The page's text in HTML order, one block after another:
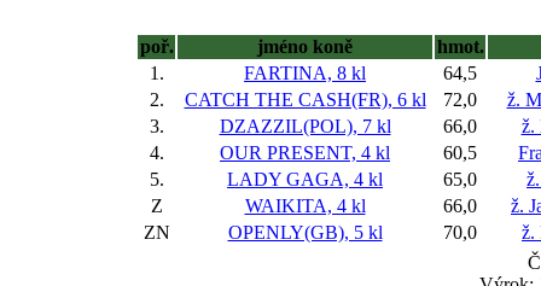
poř. jméno koně
hmot.
1.
FARTINA, 8 kl 64,5
2.
CATCH THE CASH(FR), 6 kl 72,0
ž.
3.
DZAZZIL(POL), 7 kl 66,0
ž.
4.
OUR PRESENT, 4 kl 60,5
5.
LADY GAGA, 4 kl 65,0
Z
WAIKITA, 4 kl 66,0
ž.
ZN
OPENLY(GB), 5 kl 70,0
ž.